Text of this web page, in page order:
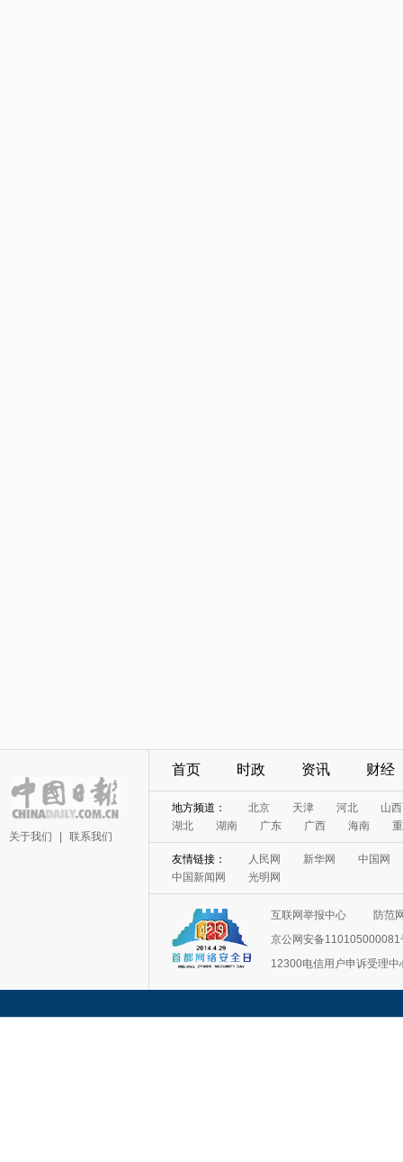
关于我们 联系我们
首页 时政 资讯 财经
地方频道： 北京 天津 河北
山西
湖北
湖南 广东 广西 海南
友情链接： 人民网 新华网
中国网
中国新闻网
光明网
互联网举报中心
防范
京公网安备110105000081
12300电信用户申诉受理中